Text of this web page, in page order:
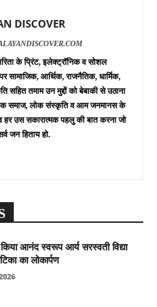
DISCOVER
के प्रिंट, इलेक्ट्रॉनिक व सोशल
पर सामाजिक, आर्थिक, राजनैतिक, धार्मिक,
सहित तमाम उन मुद्दों को बेबाकी से उठाना
समाज, लोक संस्कृति व आम जनमानस के
हर उस सकारात्मक पहलु की बात करना जो
जन हिताय हो.
आनंद स्वरूप आर्य सरस्वती विद्या
का लोकार्पण